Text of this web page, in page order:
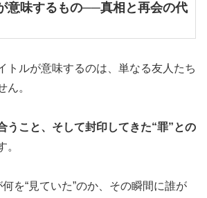
読むとわかること 淳一の“手洗い”描写が示す伏線の意味23年前の...
意味するもの──真相と再会の代
トルが意味するのは、単なる友人たち
ん。
うこと、そして封印してきた“罪”との
。
を“見ていた”のか、その瞬間に誰が